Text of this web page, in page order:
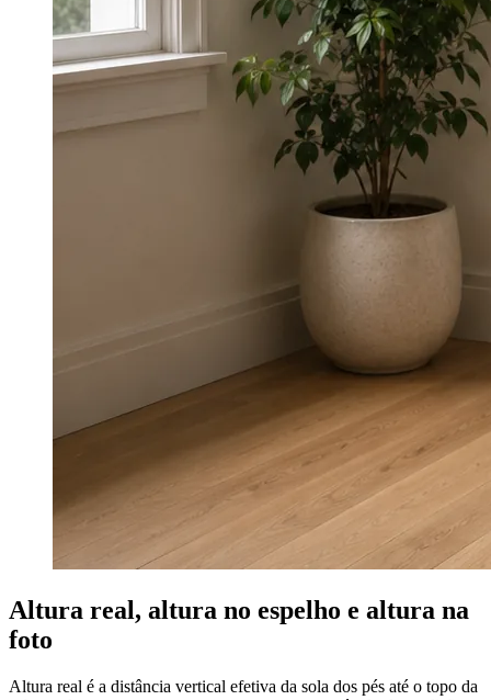
Altura real, altura no espelho e altura na
foto
Altura real é a distância vertical efetiva da sola dos pés até o topo da